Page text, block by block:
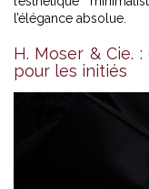
l’élégance absolue.
H. Moser & Cie.
pour les initiés